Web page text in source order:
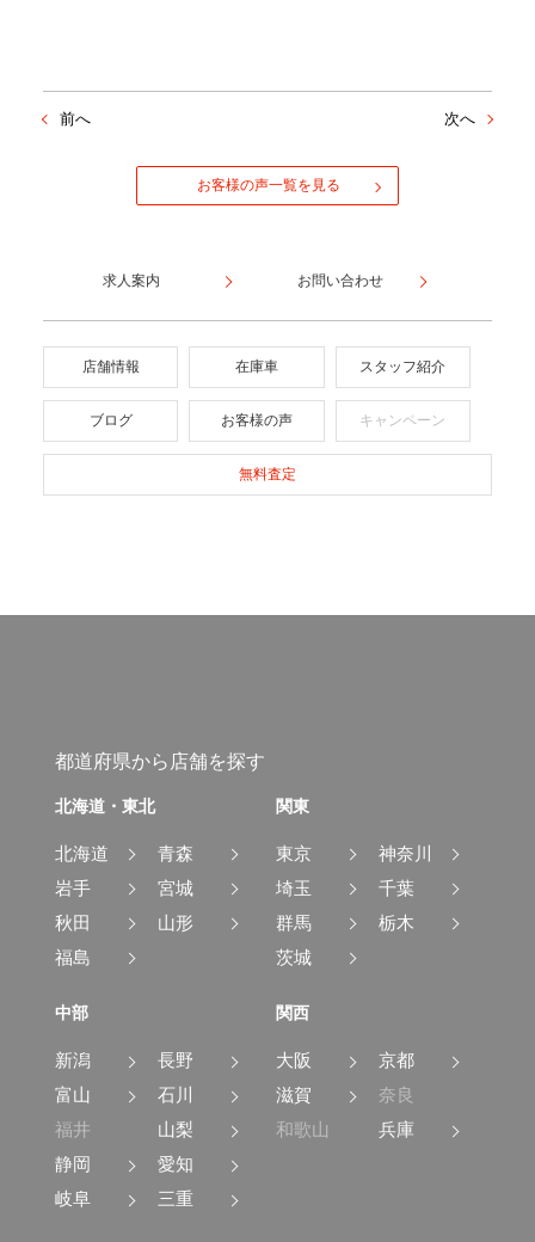
前へ 次へ
お客様の声一覧を見る
求人案内 お問い合わせ
店舗情報 在庫車 スタッフ紹介
ブログ お客様の声 キャンペーン
無料査定
都道府県から店舗を探す
北海道・東北
北海道
青森
岩手
宮城
秋田
山形
福島
関東
東京
神奈川
埼玉
千葉
群馬
栃木
茨城
中部
新潟
長野
富山
石川
福井
山梨
静岡
愛知
岐阜
三重
関西
大阪
京都
滋賀
奈良
和歌山
兵庫